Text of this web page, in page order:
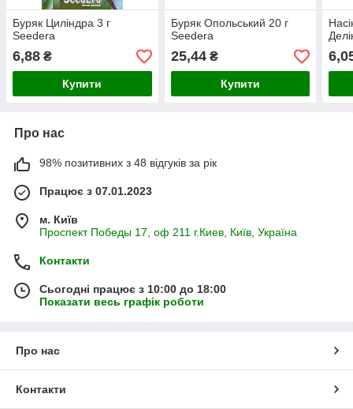
Буряк Циліндра 3 г
Seedera
6,88 ₴
Купити
Буряк Опольський 20 г
Seedera
25,44₴
Купити
Про нас
98% позитивних з 48 відгуків за рік
Працює з 07.01.2023
м. Київ
Проспект Победы 17, оф 211 г.Киев, Київ, Україна
Контакти
Сьогодні працює з 10:00 до 18:00
Показати весь графік роботи
Про нас
Контакти